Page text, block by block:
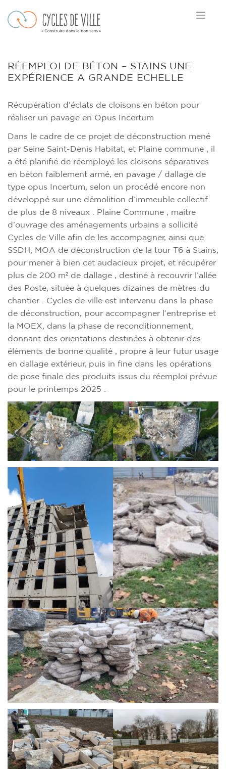
content
RÉEMPLOI DE BÉTON – STAINS UNE
EXPÉRIENCE A GRANDE ECHELLE
Récupération d’éclats de cloisons en béton pour
réaliser un pavage en Opus Incertum
Dans le cadre de ce projet de déconstruction mené
par Seine Saint-Denis Habitat, et Plaine commune , il
a été planifié de réemployé les cloisons séparatives
en béton faiblement armé, en pavage / dallage de
type opus Incertum, selon un procédé encore non
développé sur une démolition d’immeuble collectif
de plus de 8 niveaux . Plaine Commune , maitre
d’ouvrage des aménagements urbains a sollicité
Cycles de Ville afin de les accompagner, ainsi que
SSDH, MOA de déconstruction de la tour T6 à Stains,
pour mener à bien cet audacieux projet, et récupérer
plus de 200 m² de dallage , destiné à recouvrir l’allée
des Poste, située à quelques dizaines de mètres du
chantier . Cycles de ville est intervenu dans la phase
de déconstruction, pour accompagner l’entreprise et
la MOEX, dans la phase de reconditionnement,
donnant des orientations destinées à obtenir des
éléments de bonne qualité , propre à leur futur usage
en dallage extérieur, puis in fine dans les opérations
de pose finale des produits issus du réemploi prévue
pour le printemps 2025 .